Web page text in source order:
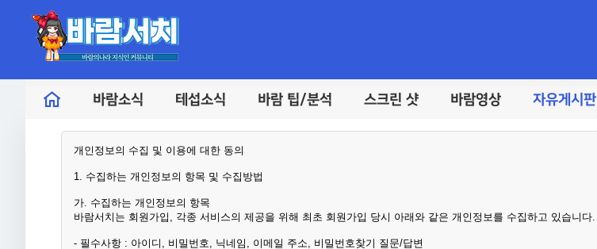
바람소식 테섭소식 바람 팁/분석 스크린 샷 바람영상 자유게시판
개인정보의 수집 및 이용에 대한 동의
1. 수집하는 개인정보의 항목 및 수집방법
가. 수집하는 개인정보의 항목
바람서치는 회원가입, 각종 서비스의 제공을 위해 최초 회원가입 당시 아래와 같은 개인정보를 수집하고 있습니다.
- 필수사항 : 아이디, 비밀번호, 닉네임, 이메일 주소, 비밀번호찾기 질문/답변